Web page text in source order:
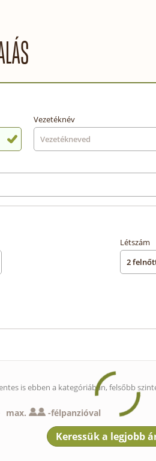
Vezetéknév
Létszám
is ebben a kategóriában, felsőbb
max. -félpanzióval